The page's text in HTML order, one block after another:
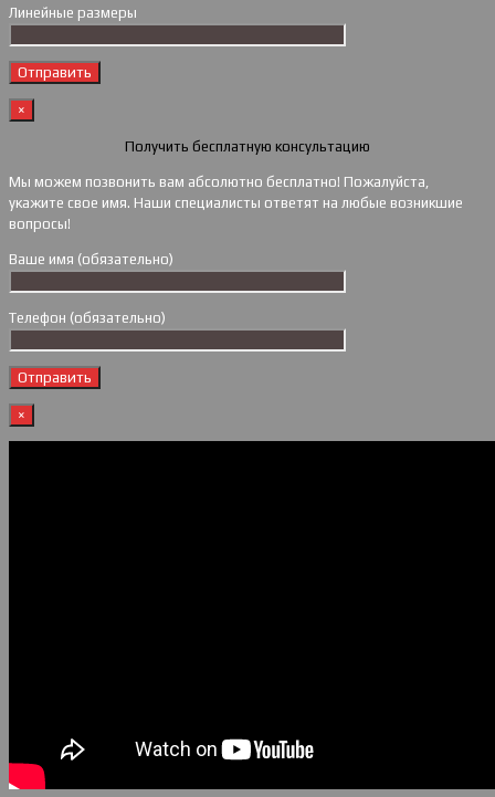
Линейные размеры
×
Получить бесплатную консультацию
Мы можем позвонить вам абсолютно бесплатно! Пожалуйста,
укажите свое имя. Наши специалисты ответят на любые возникшие
вопросы!
Ваше имя (обязательно)
Телефон (обязательно)
×